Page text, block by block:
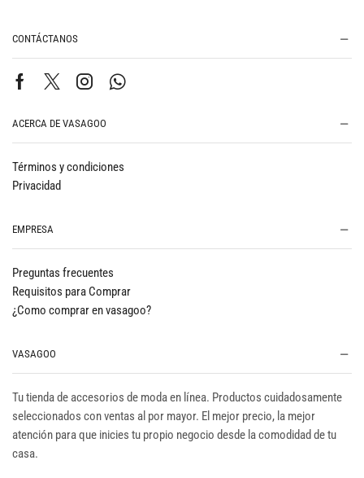
CONTÁCTANOS
ACERCA DE VASAGOO
Términos y condiciones
Privacidad
EMPRESA
Preguntas frecuentes
Requisitos para Comprar
¿Como comprar en vasagoo?
VASAGOO
Tu tienda de accesorios de moda en línea. Productos cuidadosamente
seleccionados con ventas al por mayor. El mejor precio, la mejor
atención para que inicies tu propio negocio desde la comodidad de tu
casa.